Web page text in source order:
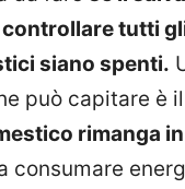
tutti
siano spenti.
può capitare è
rimanga
consumare